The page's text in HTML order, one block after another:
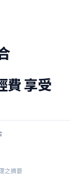
費 享受
之摘要